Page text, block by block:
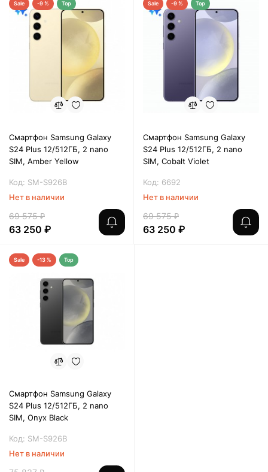
Sale -9 % Top
Смартфон Samsung Galaxy
S24 Plus 12/512ГБ, 2 nano
SIM, Amber Yellow
Код: SM-S926B
Нет в наличии
69 575 ₽
63 250 ₽
Sale -9 % Top
Смартфон Samsung Galaxy
S24 Plus 12/512ГБ, 2 nano
SIM, Cobalt Violet
Код: 6692
Нет в наличии
69 575 ₽
63 250 ₽
Sale -13 % Top
Смартфон Samsung Galaxy
S24 Plus 12/512ГБ, 2 nano
SIM, Onyx Black
Код: SM-S926B
Нет в наличии